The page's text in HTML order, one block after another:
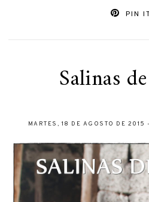
PIN
Salinas
MARTES, 18 DE AGOSTO DE 2015-